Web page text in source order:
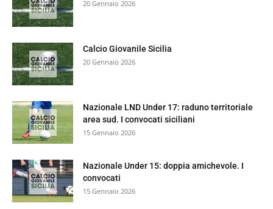
20 Gennaio 2026
Calcio Giovanile Sicilia
20 Gennaio 2026
Nazionale LND Under 17: raduno territoriale
area sud. I convocati siciliani
15 Gennaio 2026
Nazionale Under 15: doppia amichevole. I
convocati
15 Gennaio 2026